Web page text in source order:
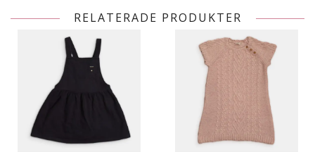
RELATERADE PRODUKTER